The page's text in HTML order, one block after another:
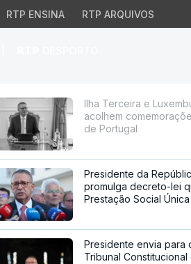
RTP ENSINA RTP ARQUIVOS
do
Ilha Terceira e
acolhem
de Portugal
Presidente da
promulga decreto-lei
Prestação Social Única
Presidente envia para
Tribunal